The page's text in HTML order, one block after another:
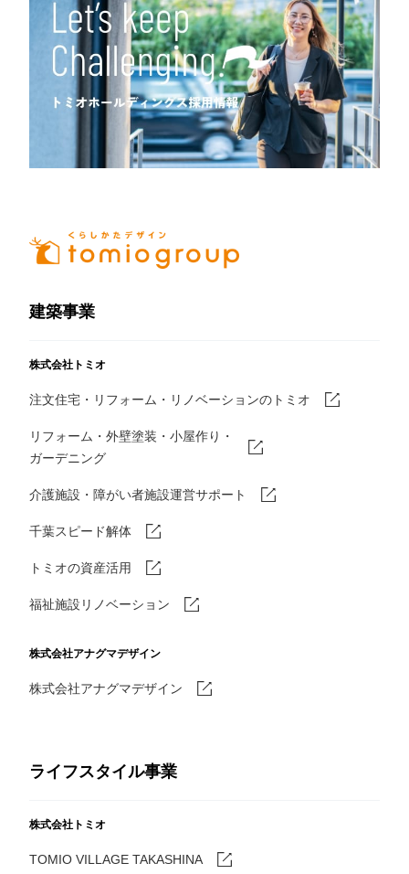
建築事業
株式会社トミオ
注文住宅・リフォーム・リノベーションのトミオ
リフォーム・外壁塗装・小屋作り・
ガーデニング
介護施設・障がい者施設運営サポート
千葉スピード解体
トミオの資産活用
福祉施設リノベーション
株式会社アナグマデザイン
株式会社アナグマデザイン
ライフスタイル事業
株式会社トミオ
TOMIO VILLAGE TAKASHINA